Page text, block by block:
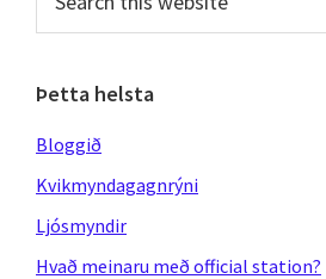
this
Þetta helsta
Bloggið
Kvikmyndagagnrýni
Ljósmyndir
Hvað meinaru með official station?